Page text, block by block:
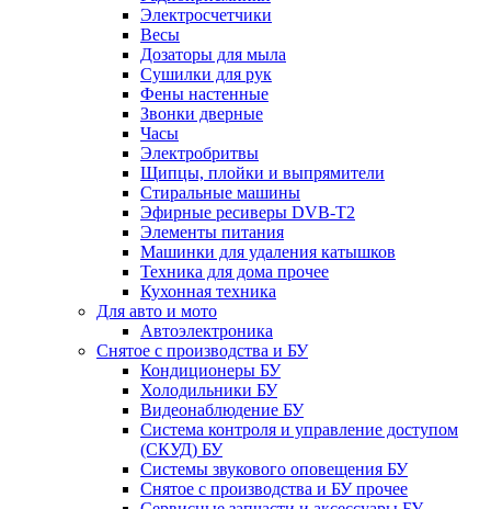
Электросчетчики
Весы
Дозаторы для мыла
Сушилки для рук
Фены настенные
Звонки дверные
Часы
Электробритвы
Щипцы, плойки и выпрямители
Стиральные машины
Эфирные ресиверы DVB-T2
Элементы питания
Машинки для удаления катышков
Техника для дома прочее
Кухонная техника
Для авто и мото
Автоэлектроника
Снятое с производства и БУ
Кондиционеры БУ
Холодильники БУ
Видеонаблюдение БУ
Система контроля и управление доступом
(СКУД) БУ
Системы звукового оповещения БУ
Снятое с производства и БУ прочее